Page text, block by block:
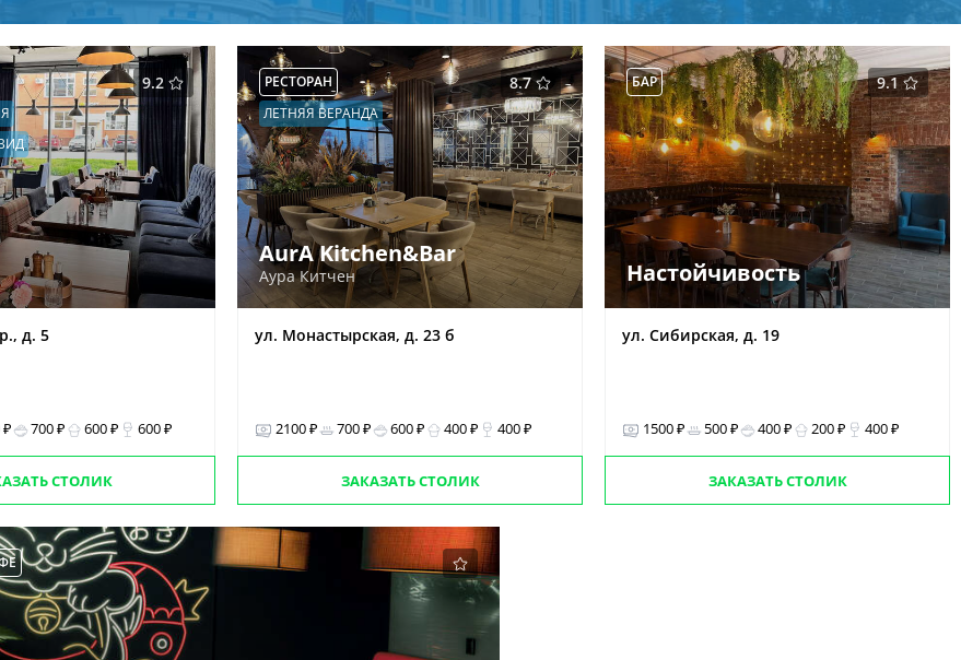
9.2
д. 5
₽ 700 ₽ 600 ₽ 600 ₽
СТОЛИК
8.7
РЕСТОРАН
ЛЕТНЯЯ ВЕРАНДА
AurA Kitchen&Bar
Аура Китчен
ул. Монастырская, д. 23 б
2100 ₽ 700 ₽ 600 ₽ 400 ₽ 400 ₽
ЗАКАЗАТЬ СТОЛИК
9.1
БАР
Настойчивость
ул. Сибирская, д. 19
1500 ₽ 500 ₽ 400 ₽ 200 ₽ 400 ₽
ЗАКАЗАТЬ СТОЛИК